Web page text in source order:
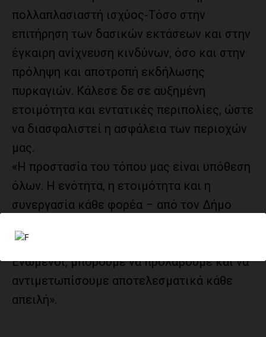
πολλαπλασιαστή ισχύος-Τόσο στην
επιτήρηση των δασικών εκτάσεων και στην
έγκαιρη ανίχνευση κινδύνων, όσο και στην
πρόληψη και αποτροπή εκδήλωσης
πυρκαγιών. Κάλεσε δε σε αυξημένη
ετοιμότητα και εντατικές περιπολίες, ώστε
να διασφαλιστεί η ασφάλεια των περιοχών
μας.
«Η προστασία του τόπου μας είναι υπόθεση
όλων. Η ενότητα, η ετοιμότητα και η
συνεργασία κάθε φορέα – από τον Δήμο
σταθούμε όρθιοι απέναντι σε κάθε κίνδυνο.
Ενωμένοι, μπορούμε να προλάβουμε και να
αντιμετωπίσουμε αποτελεσματικά κάθε
απειλή».